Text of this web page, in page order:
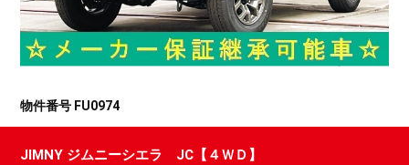
物件番号 FU0974
JIMNY ジムニーシエラ JC【４ＷＤ】